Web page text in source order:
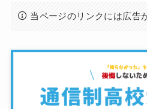
当ページのリンクには広告